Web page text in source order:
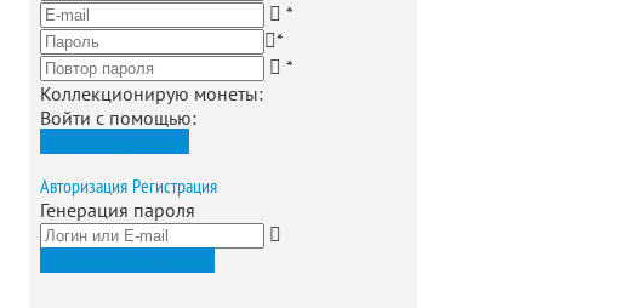
*
*
*
Коллекционирую монеты:
Войти с помощью:
Авторизация Регистрация
Генерация пароля